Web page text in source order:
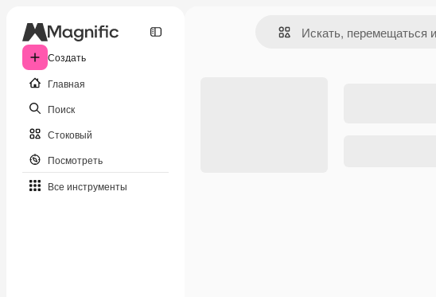
Создать
Главная
Поиск
Стоковый
Посмотреть
Все инструменты